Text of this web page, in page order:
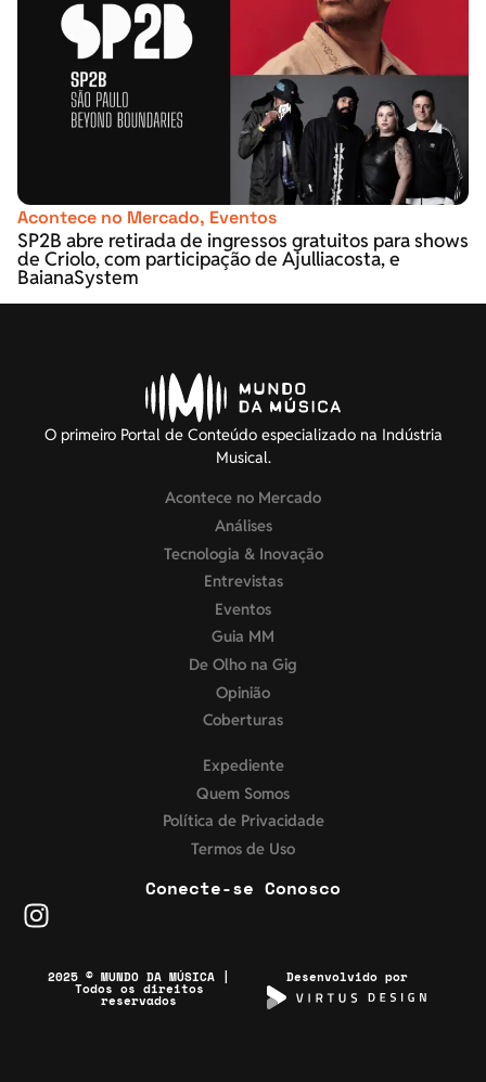
Acontece no Mercado, Eventos
SP2B abre retirada de ingressos gratuitos para shows
de Criolo, com participação de Ajulliacosta, e
BaianaSystem
O primeiro Portal de Conteúdo especializado na Indústria
Musical.
Acontece no Mercado
Análises
Tecnologia & Inovação
Entrevistas
Eventos
Guia MM
De Olho na Gig
Opinião
Coberturas
Expediente
Quem Somos
Política de Privacidade
Termos de Uso
Conecte-se Conosco
2025 © MUNDO DA MÚSICA |
Todos os direitos
reservados
Desenvolvido por